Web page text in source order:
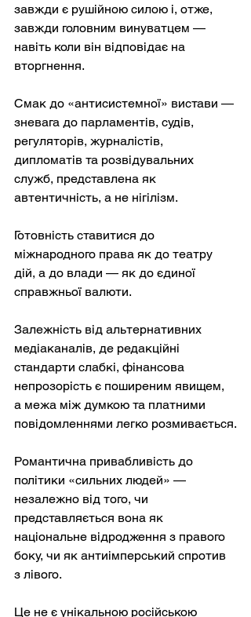
завжди є рушійною силою і, отже,
завжди головним винуватцем —
навіть коли він відповідає на
вторгнення.
Смак до «антисистемної» вистави —
зневага до парламентів, судів,
регуляторів, журналістів,
дипломатів та розвідувальних
служб, представлена як
автентичність, а не нігілізм.
Готовність ставитися до
міжнародного права як до театру
дій, а до влади — як до єдиної
справжньої валюти.
Залежність від альтернативних
медіаканалів, де редакційні
стандарти слабкі, фінансова
непрозорість є поширеним явищем,
а межа між думкою та платними
повідомленнями легко розмивається.
Романтична привабливість до
політики «сильних людей» —
незалежно від того, чи
представляється вона як
національне відродження з правого
боку, чи як антиімперський спротив
з лівого.
Це не є унікальною російською